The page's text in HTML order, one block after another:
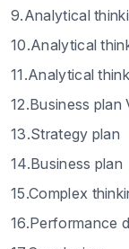
9.Analytical
10.Analytical
11.Analytical
12.Business plan
13.Strategy plan
14.Business plan
15.Complex
16.Performance